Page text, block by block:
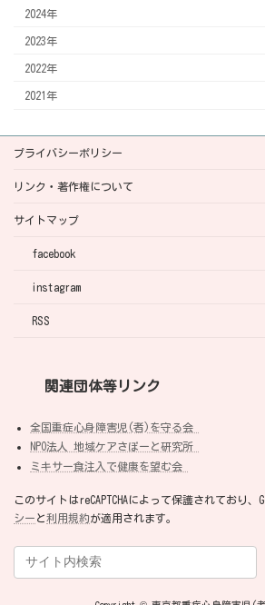
2024年
2023年
2022年
2021年
プライバシーポリシー
リンク・著作権について
サイトマップ
facebook
instagram
RSS
関連団体等リンク
全国重症心身障害児(者)を守る会
NPO法人 地域ケアさぽーと研究所
ミキサー食注入で健康を望む会
このサイトはreCAPTCHAによって保護されており、
シー と利用規約が適用されます。